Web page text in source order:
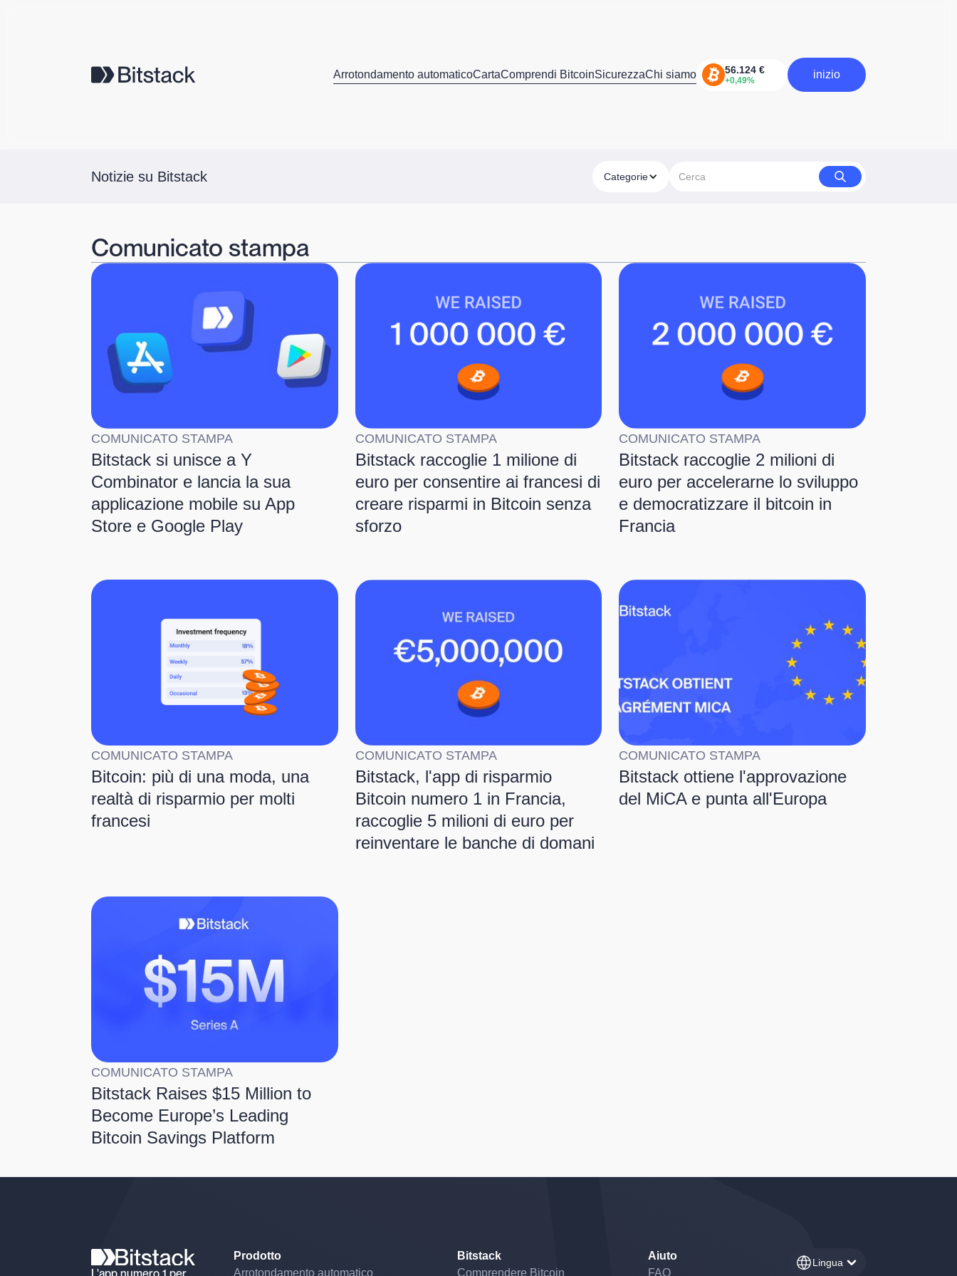
Arrotondamento automaticoCartaComprendi BitcoinSicurezzaChi siamo
inizio
inizia
Notizie su Bitstack Categorie
Comunicato stampa
COMUNICATO STAMPA
Bitstack si unisce a Y
Combinator e lancia la sua
applicazione mobile su App
Store e Google Play
COMUNICATO STAMPA
Bitstack raccoglie 1 milione di
euro per consentire ai francesi di
creare risparmi in Bitcoin senza
sforzo
COMUNICATO STAMPA
Bitstack raccoglie 2 milioni di
euro per accelerarne lo sviluppo
e democratizzare il bitcoin in
Francia
COMUNICATO STAMPA
Bitcoin: più di una moda, una
realtà di risparmio per molti
francesi
COMUNICATO STAMPA
Bitstack, l'app di risparmio
Bitcoin numero 1 in Francia,
raccoglie 5 milioni di euro per
reinventare le banche di domani
COMUNICATO STAMPA
Bitstack ottiene l'approvazione
del MiCA e punta all'Europa
COMUNICATO STAMPA
Bitstack Raises $15 Million to
Become Europe’s Leading
Bitcoin Savings Platform
Prodotto
Arrotondamento automatico
Bitstack
Comprendere Bitcoin
Aiuto
FAQ
Lingua